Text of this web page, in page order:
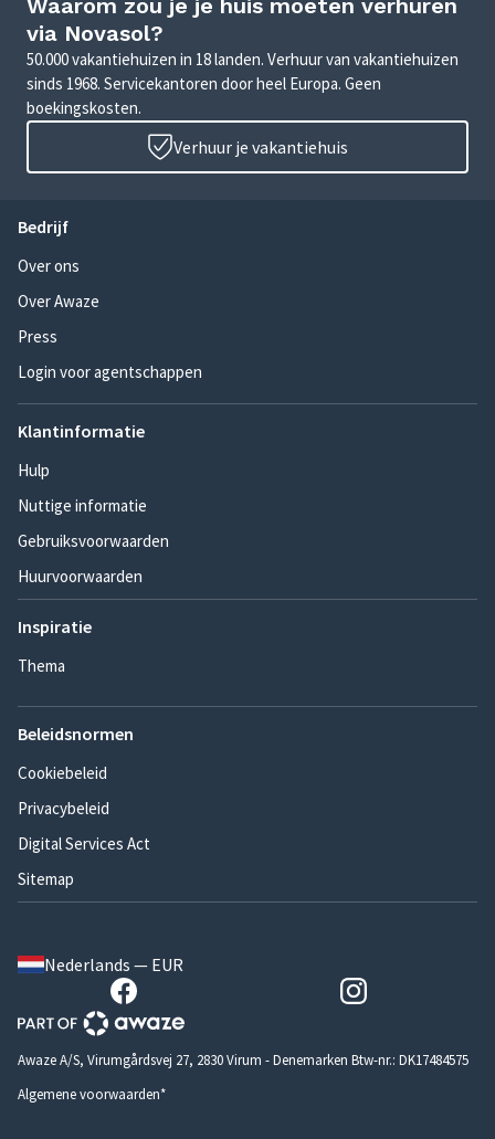
Waarom zou je je huis moeten verhuren
via Novasol?
50.000 vakantiehuizen in 18 landen. Verhuur van vakantiehuizen
sinds 1968. Servicekantoren door heel Europa. Geen
boekingskosten.
Verhuur je vakantiehuis
Bedrijf
Over ons
Over Awaze
Press
Login voor agentschappen
Klantinformatie
Hulp
Nuttige informatie
Gebruiksvoorwaarden
Huurvoorwaarden
Inspiratie
Thema
Beleidsnormen
Cookiebeleid
Privacybeleid
Digital Services Act
Sitemap
Nederlands — EUR
Awaze A/S, Virumgårdsvej 27, 2830 Virum - Denemarken Btw-nr.: DK17484575
Algemene voorwaarden*